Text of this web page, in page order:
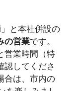
と本社併設の
の営業です。
営業時間（特
認してくださ
合は、市内の